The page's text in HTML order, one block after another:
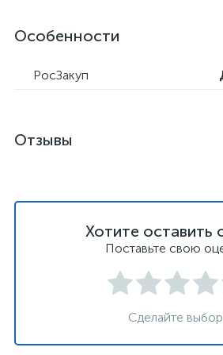
Особенности
РосЗакуп
Отзывы
Хотите оставить
Поставьте свою
Сделайте